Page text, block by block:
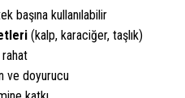
başına kullanılabilir
(kalp, karaciğer, taşlık)
ve doyurucu